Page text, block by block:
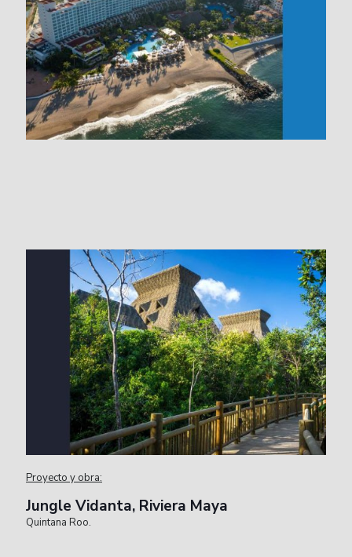
Proyecto y obra:
Jungle Vidanta, Riviera Maya
Quintana Roo.